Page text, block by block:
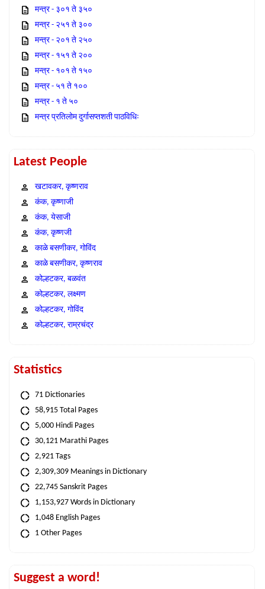
मन्त्र - ३०१ ते ३५०
मन्त्र - २५१ ते ३००
मन्त्र - २०१ ते २५०
मन्त्र - १५१ ते २००
मन्त्र - १०१ ते १५०
मन्त्र - ५१ ते १००
मन्त्र - १ ते ५०
मन्त्र प्रतिलोम दुर्गासप्तशती पाठविधिः
Latest People
खटावकर, कृष्णराव
कंक, कृष्णाजी
कंक, येसाजी
कंक, कृष्णजी
काळे बसणीकर, गोविंद
काळे बसणीकर, कृष्णराव
कोल्हटकर, बळवंत
कोल्हटकर, लक्ष्मण
कोल्हटकर, गोविंद
कोल्हटकर, राम्रचंद्र
Statistics
71 Dictionaries
58,915 Total Pages
5,000 Hindi Pages
30,121 Marathi Pages
2,921 Tags
2,309,309 Meanings in Dictionary
22,745 Sanskrit Pages
1,153,927 Words in Dictionary
1,048 English Pages
1 Other Pages
Suggest a word!